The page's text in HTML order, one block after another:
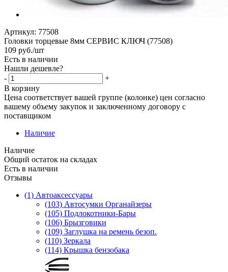
Артикул: 77508
Головки торцевые 8мм СЕРВИС КЛЮЧ (77508)
109 руб./шт
Есть в наличии
Нашли дешевле?
-
+
В корзину
Цена соответствует вашей группе (колонке) цен согласно
вашему объему закупок и заключенному договору с
поставщиком
Наличие
Наличие
Общий остаток на складах
Есть в наличии
Отзывы
(1) Автоаксессуары
(103) Автосумки Органайзеры
(105) Подлокотники-Бары
(106) Брызговики
(109) Заглушка на ремень безоп.
(110) Зеркала
(114) Крышка бензобака